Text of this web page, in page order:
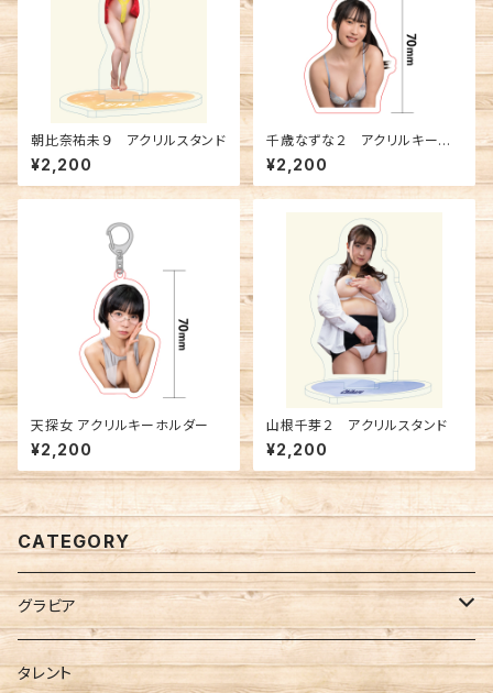
朝比奈祐未９ アクリルスタンド
¥2,200
千歳なずな２ アクリルキーホ
ルダー
¥2,200
天探女 アクリルキーホルダー
¥2,200
山根千芽２ アクリルスタンド
¥2,200
CATEGORY
グラビア
FANTASTICA
タレント